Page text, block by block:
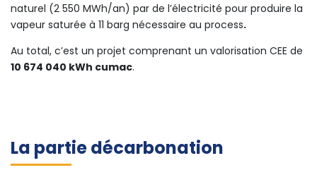
naturel (2 550 MWh/an) par de l’électricité pour produire la
vapeur saturée à 11 barg nécessaire au process.
Au total, c’est un projet comprenant un valorisation CEE de
10 674 040 kWh cumac.
La partie décarbonation